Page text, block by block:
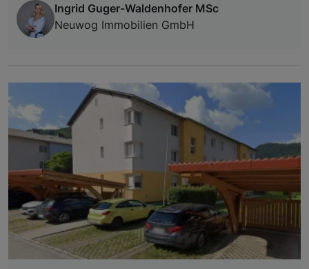
Ingrid Guger-Waldenhofer MSc
Neuwog Immobilien GmbH